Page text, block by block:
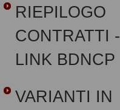
RIEPILOGO
CONTRATTI -
LINK BDNCP
VARIANTI IN